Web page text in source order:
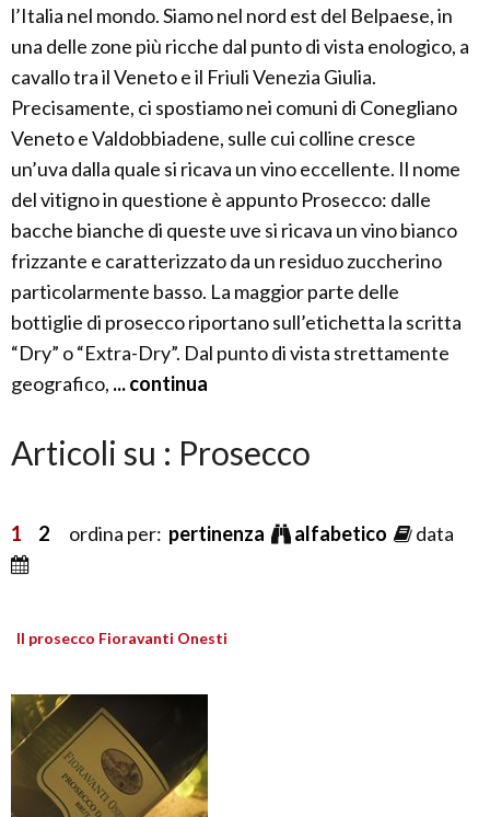
l’Italia nel mondo. Siamo nel nord est del Belpaese, in
una delle zone più ricche dal punto di vista enologico, a
cavallo tra il Veneto e il Friuli Venezia Giulia.
Precisamente, ci spostiamo nei comuni di Conegliano
Veneto e Valdobbiadene, sulle cui colline cresce
un’uva dalla quale si ricava un vino eccellente. Il nome
del vitigno in questione è appunto Prosecco: dalle
bacche bianche di queste uve si ricava un vino bianco
frizzante e caratterizzato da un residuo zuccherino
particolarmente basso. La maggior parte delle
bottiglie di prosecco riportano sull’etichetta la scritta
“Dry” o “Extra-Dry”. Dal punto di vista strettamente
geografico, ... continua
Articoli su : Prosecco
1 2 ordina per: pertinenza alfabetico data
Il prosecco Fioravanti Onesti